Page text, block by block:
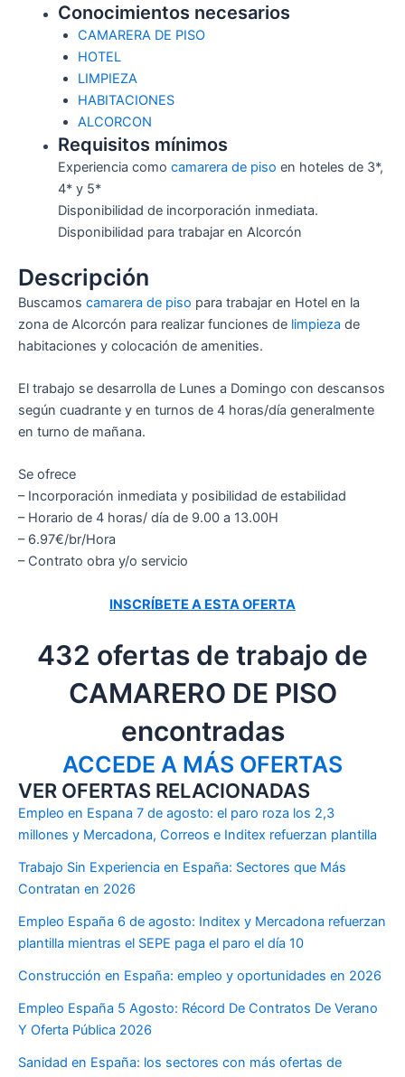
Conocimientos necesarios
CAMARERA DE PISO
HOTEL
LIMPIEZA
HABITACIONES
ALCORCON
Requisitos mínimos
Experiencia como camarera de piso en hoteles de 3*,
4* y 5*
Disponibilidad de incorporación inmediata.
Disponibilidad para trabajar en Alcorcón
Descripción
Buscamos camarera de piso para trabajar en Hotel en la
zona de Alcorcón para realizar funciones de limpieza de
habitaciones y colocación de amenities.
El trabajo se desarrolla de Lunes a Domingo con descansos
según cuadrante y en turnos de 4 horas/día generalmente
en turno de mañana.
Se ofrece
– Incorporación inmediata y posibilidad de estabilidad
– Horario de 4 horas/ día de 9.00 a 13.00H
– 6.97€/br/Hora
– Contrato obra y/o servicio
INSCRÍBETE A ESTA OFERTA
432 ofertas de trabajo de
CAMARERO DE PISO
encontradas
ACCEDE A MÁS OFERTAS
VER OFERTAS RELACIONADAS
Empleo en Espana 7 de agosto: el paro roza los 2,3
millones y Mercadona, Correos e Inditex refuerzan plantilla
Trabajo Sin Experiencia en España: Sectores que Más
Contratan en 2026
Empleo España 6 de agosto: Inditex y Mercadona refuerzan
plantilla mientras el SEPE paga el paro el día 10
Construcción en España: empleo y oportunidades en 2026
Empleo España 5 Agosto: Récord De Contratos De Verano
Y Oferta Pública 2026
Sanidad en España: los sectores con más ofertas de